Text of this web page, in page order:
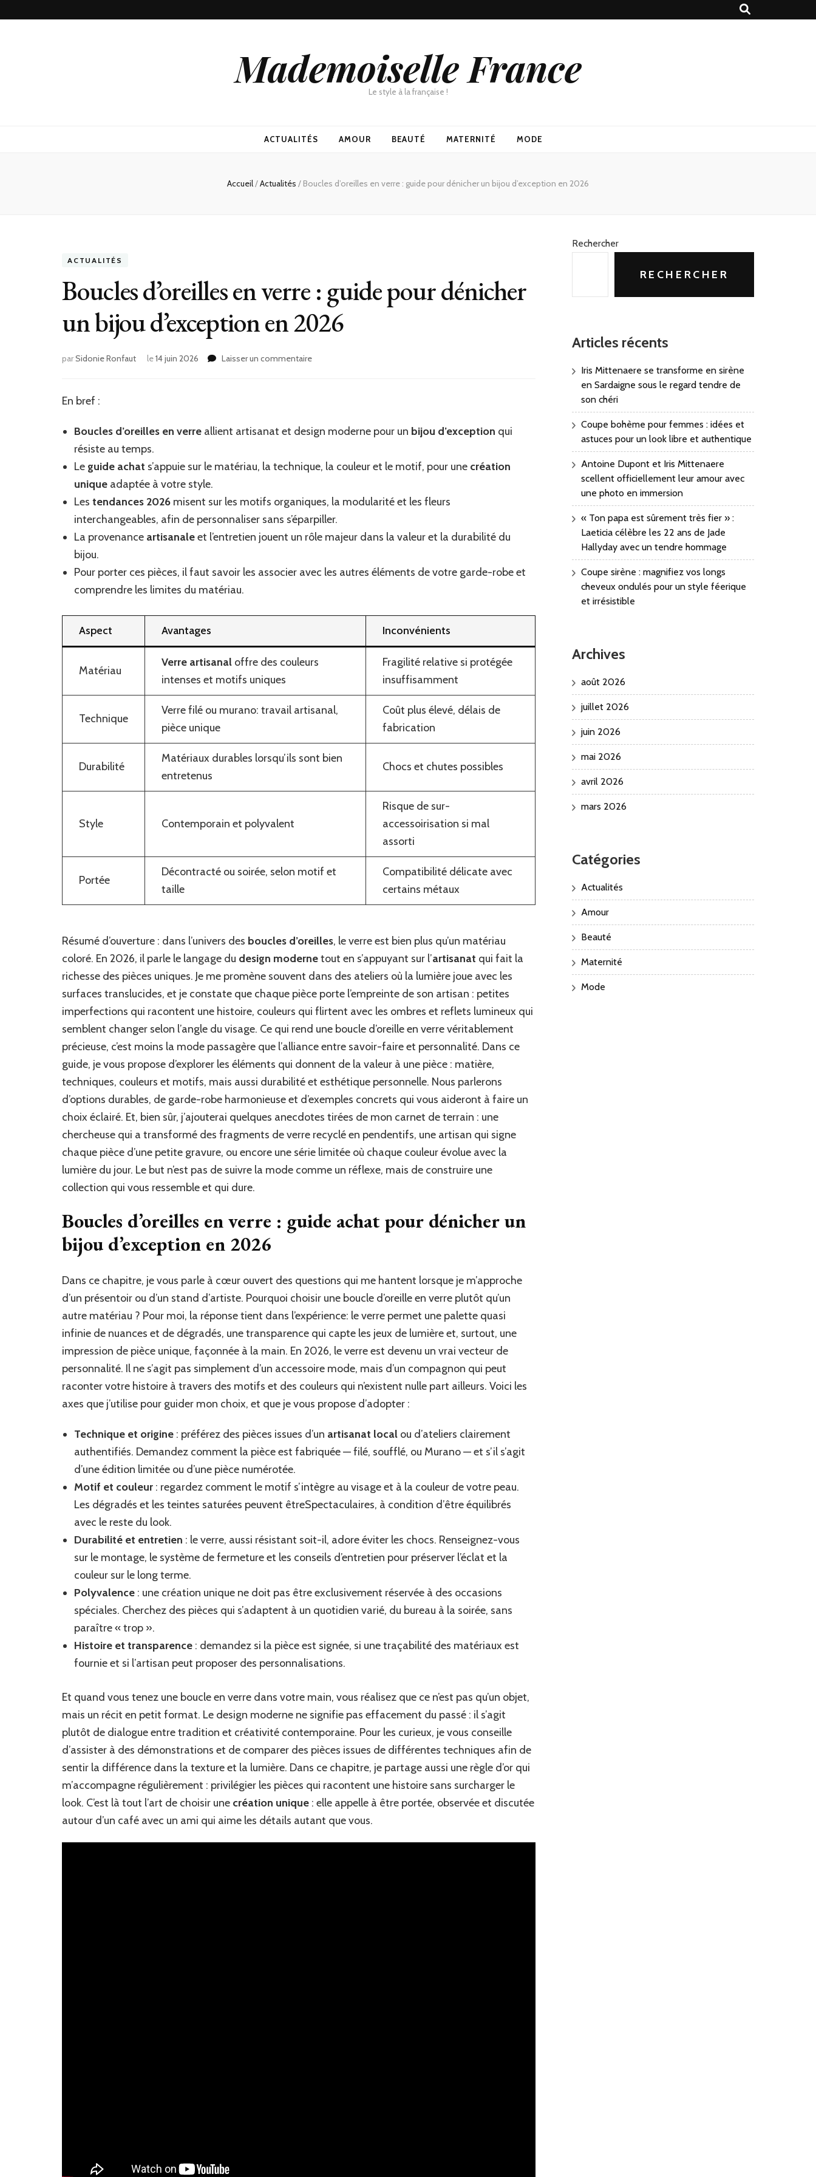
Mademoiselle France
Le style à la française !
ACTUALITÉS AMOUR BEAUTÉ MATERNITÉ MODE
Accueil/Actualités / Boucles d’oreilles en verre : guide pour dénicher un bijou d’exception en 2026
ACTUALITÉS
Boucles d’oreilles en verre : guide pour dénicher
un bijou d’exception en 2026
parSidonie Ronfaut le14 juin 2026 Laisser un commentairesur
guide
dénicher
un
d’exception
2026
En bref :
Boucles d’oreilles en verre allient artisanat et design moderne pour un bijou d’exception qui
résiste au temps.
Le guide achat s’appuie sur le matériau, la technique, la couleur et le motif, pour une création
unique adaptée à votre style.
Les tendances 2026 misent sur les motifs organiques, la modularité et les fleurs
interchangeables, afin de personnaliser sans s’éparpiller.
La provenance artisanaleet l’entretien jouent un rôle majeur dans la valeur et la durabilité du
bijou.
Pour porter ces pièces, il faut savoir les associer avec les autres éléments de votre garde-robe et
comprendre les limites du matériau.
Aspect Avantages Inconvénients
Matériau
Verre artisanaloffre des couleurs
intenses et motifs uniques
Fragilité relative si protégée
insuffisamment
Technique
Verre filé ou murano: travail artisanal,
pièce unique
Coût plus élevé, délais de
fabrication
Durabilité
Matériaux durables lorsqu’ils sont bien
entretenus
Chocs et chutes possibles
Style Contemporain et polyvalent
Risque de sur-
accessoirisation si mal
assorti
Portée
Décontracté ou soirée, selon motif et
taille
Compatibilité délicate avec
certains métaux
Résumé d’ouverture : dans l’univers des boucles d’oreilles, le verre est bien plus qu’un matériau
coloré. En 2026, il parle le langage du design modernetout en s’appuyant sur l’artisanat qui fait la
richesse des pièces uniques. Je me promène souvent dans des ateliers où la lumière joue avec les
surfaces translucides, et je constate que chaque pièce porte l’empreinte de son artisan : petites
imperfections qui racontent une histoire, couleurs qui flirtent avec les ombres et reflets lumineux qui
semblent changer selon l’angle du visage. Ce qui rend une boucle d’oreille en verre véritablement
précieuse, c’est moins la mode passagère que l’alliance entre savoir-faire et personnalité. Dans ce
guide, je vous propose d’explorer les éléments qui donnent de la valeur à une pièce : matière,
techniques, couleurs et motifs, mais aussi durabilité et esthétique personnelle. Nous parlerons
d’options durables, de garde-robe harmonieuse et d’exemples concrets qui vous aideront à faire un
choix éclairé. Et, bien sûr, j’ajouterai quelques anecdotes tirées de mon carnet de terrain : une
chercheuse qui a transformé des fragments de verre recyclé en pendentifs, une artisan qui signe
chaque pièce d’une petite gravure, ou encore une série limitée où chaque couleur évolue avec la
lumière du jour. Le but n’est pas de suivre la mode comme un réflexe, mais de construire une
collection qui vous ressemble et qui dure.
Boucles d’oreilles en verre : guide achat pour dénicher un
bijou d’exception en 2026
Dans ce chapitre, je vous parle à cœur ouvert des questions qui me hantent lorsque je m’approche
d’un présentoir ou d’un stand d’artiste. Pourquoi choisir une boucle d’oreille en verre plutôt qu’un
autre matériau ? Pour moi, la réponse tient dans l’expérience: le verre permet une palette quasi
infinie de nuances et de dégradés, une transparence qui capte les jeux de lumière et, surtout, une
impression de pièce unique, façonnée à la main. En 2026, le verre est devenu un vrai vecteur de
personnalité. Il ne s’agit pas simplement d’un accessoire mode, mais d’un compagnon qui peut
raconter votre histoire à travers des motifs et des couleurs qui n’existent nulle part ailleurs. Voici les
axes que j’utilise pour guider mon choix, et que je vous propose d’adopter :
Technique et origine : préférez des pièces issues d’un artisanat local ou d’ateliers clairement
authentifiés. Demandez comment la pièce est fabriquée — filé, soufflé, ou Murano — et s’il s’agit
d’une édition limitée ou d’une pièce numérotée.
Motif et couleur : regardez comment le motif s’intègre au visage et à la couleur de votre peau.
Les dégradés et les teintes saturées peuvent êtreSpectaculaires, à condition d’être équilibrés
avec le reste du look.
Durabilité et entretien : le verre, aussi résistant soit-il, adore éviter les chocs. Renseignez-vous
sur le montage, le système de fermeture et les conseils d’entretien pour préserver l’éclat et la
couleur sur le long terme.
Polyvalence : une création unique ne doit pas être exclusivement réservée à des occasions
spéciales. Cherchez des pièces qui s’adaptent à un quotidien varié, du bureau à la soirée, sans
paraître « trop ».
Histoire et transparence : demandez si la pièce est signée, si une traçabilité des matériaux est
fournie et si l’artisan peut proposer des personnalisations.
Et quand vous tenez une boucle en verre dans votre main, vous réalisez que ce n’est pas qu’un objet,
mais un récit en petit format. Le design moderne ne signifie pas effacement du passé : il s’agit
plutôt de dialogue entre tradition et créativité contemporaine. Pour les curieux, je vous conseille
d’assister à des démonstrations et de comparer des pièces issues de différentes techniques afin de
sentir la différence dans la texture et la lumière. Dans ce chapitre, je partage aussi une règle d’or qui
m’accompagne régulièrement : privilégier les pièces qui racontent une histoire sans surcharger le
look. C’est là tout l’art de choisir une création unique : elle appelle à être portée, observée et discutée
autour d’un café avec un ami qui aime les détails autant que vous.
Rechercher
RECHERCHER
Articles récents
Iris Mittenaere se transforme en sirène
en Sardaigne sous le regard tendre de
son chéri
Coupe bohème pour femmes : idées et
astuces pour un look libre et authentique
Antoine Dupont et Iris Mittenaere
scellent officiellement leur amour avec
une photo en immersion
« Ton papa est sûrement très fier » :
Laeticia célèbre les 22 ans de Jade
Hallyday avec un tendre hommage
Coupe sirène : magnifiez vos longs
cheveux ondulés pour un style féerique
et irrésistible
Archives
août 2026
juillet 2026
juin 2026
mai 2026
avril 2026
mars 2026
Catégories
Actualités
Amour
Beauté
Maternité
Mode